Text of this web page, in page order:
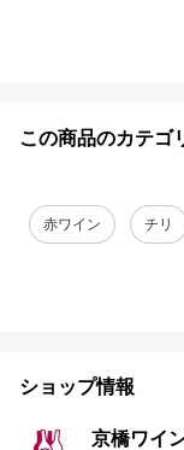
この商品のカテゴ
赤ワイン チリ
ショップ情報
京橋ワイ